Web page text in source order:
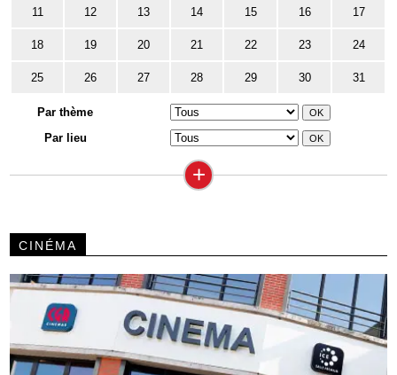
11 12 13 14 15 16 17
18 19 20 21 22 23 24
25 26 27 28 29 30 31
Par thème
Par lieu
+
CINÉMA